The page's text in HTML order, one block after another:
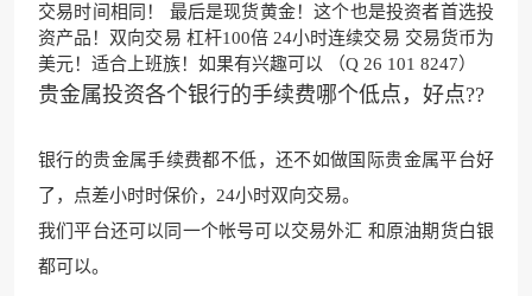
交易时间相同！ 最后是现货黄金！这个也是投资者首选投
资产品！双向交易 杠杆100倍 24小时连续交易 交易货币为
美元！适合上班族！如果有兴趣可以 （Q 26 101 8247）
贵金属投资各个银行的手续费哪个低点，好点??
银行的贵金属手续费都不低，还不如做国际贵金属平台好
了，点差小时时保价，24小时双向交易。
我们平台还可以同一个帐号可以交易外汇 和原油期货白银
都可以。